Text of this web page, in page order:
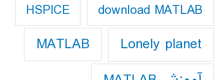
download MATLAB
HSPICE
Lonely planet
MATLAB